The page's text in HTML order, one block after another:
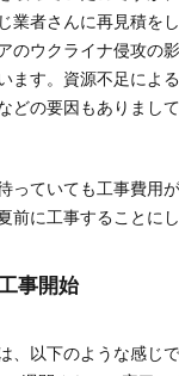
業者さんに再見積を
のウクライナ侵攻の
ます。資源不足によ
どの要因もありまし
っていても工事費用
前に工事することにし
事開始
、以下のような感じ